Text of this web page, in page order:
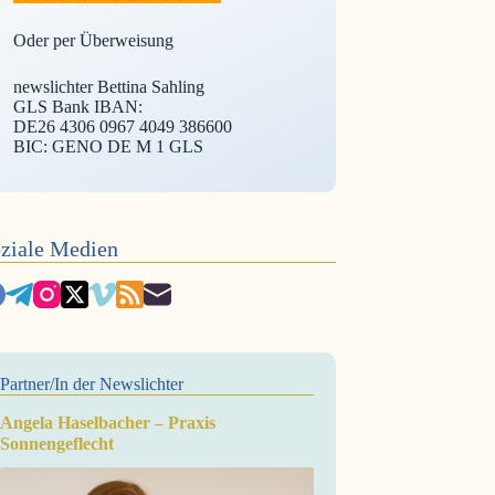
Oder per Überweisung
newslichter Bettina Sahling
GLS Bank IBAN:
DE26 4306 0967 4049 386600
BIC: GENO DE M 1 GLS
Medien
Partner/In der Newslichter
Angela Haselbacher – Praxis
Sonnengeflecht